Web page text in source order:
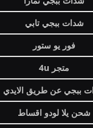
شدات ببجي تابي
فور يو ستور
متجر 4u
ببجي عن طريق الايدي
شحن يلا لودو اقساط